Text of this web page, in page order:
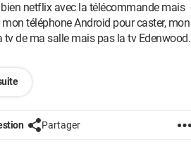
netflix avec la télécommande mais
téléphone Android pour caster, mon
de ma salle mais pas la tv Edenwood.
Partager